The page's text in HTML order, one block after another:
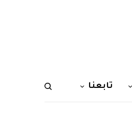
تابعنا